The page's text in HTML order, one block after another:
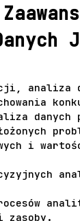
analiza
danych
i
zasoby.